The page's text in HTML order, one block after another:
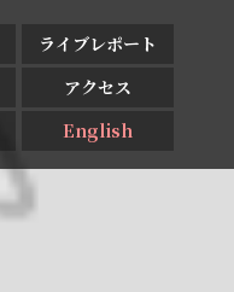
ライブレポート
アクセス
English